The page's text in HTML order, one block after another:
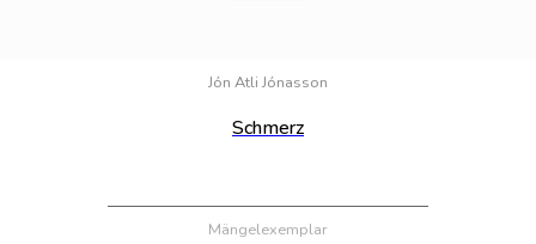
Jón Atli Jónasson
Schmerz
Mängelexemplar